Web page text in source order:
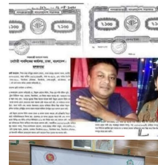
ঝিনাইদহে সাপে কাটা রোগীদের
আমাকে কেউ অপহরণ করেনি’ আমি আমার
কন্যা সোহেলী